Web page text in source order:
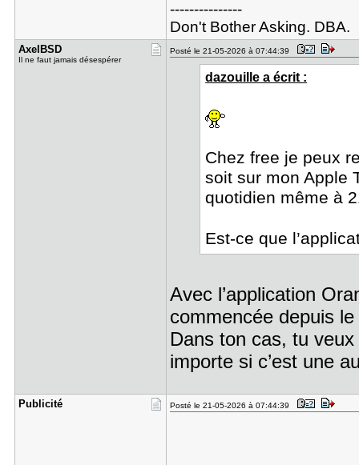
---------------
Don't Bother Asking. DBA.
AxelBSD
Il ne faut jamais désespérer
Posté le 21-05-2026 à 07:44:39
dazouille a écrit :
Chez free je peux
soit sur mon Apple
quotidien même à
Est-ce que
Avec l’application
commencée depuis
Dans ton cas, tu
importe si c’est une
Publicité Posté le 21-05-2026 à 07:44:39